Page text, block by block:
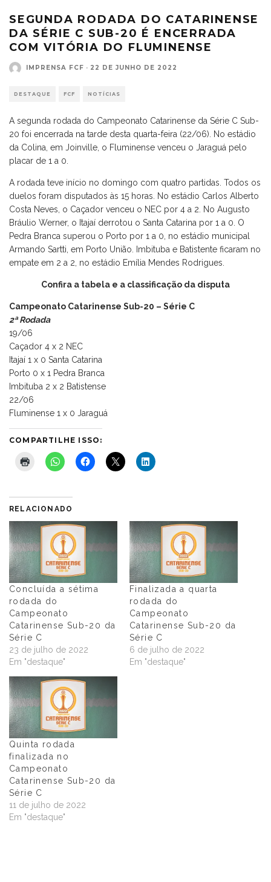
SEGUNDA RODADA DO CATARINENSE
DA SÉRIE C SUB-20 É ENCERRADA
COM VITÓRIA DO FLUMINENSE
IMPRENSA FCF · 22 DE JUNHO DE 2022
DESTAQUE FCF NOTÍCIAS
A segunda rodada do Campeonato Catarinense da Série C Sub-
20 foi encerrada na tarde desta quarta-feira (22/06). No estádio
da Colina, em Joinville, o Fluminense venceu o Jaraguá pelo
placar de 1 a 0.
A rodada teve início no domingo com quatro partidas. Todos os
duelos foram disputados às 15 horas. No estádio Carlos Alberto
Costa Neves, o Caçador venceu o NEC por 4 a 2. No Augusto
Bráulio Werner, o Itajaí derrotou o Santa Catarina por 1 a 0. O
Pedra Branca superou o Porto por 1 a 0, no estádio municipal
Armando Sartti, em Porto União. Imbituba e Batistente ficaram no
empate em 2 a 2, no estádio Emília Mendes Rodrigues.
Confira a tabela e a classificação da disputa
Campeonato Catarinense Sub-20 – Série C
2ª Rodada
19/06
Caçador 4 x 2 NEC
Itajaí 1 x 0 Santa Catarina
Porto 0 x 1 Pedra Branca
Imbituba 2 x 2 Batistense
22/06
Fluminense 1 x 0 Jaraguá
COMPARTILHE ISSO:
RELACIONADO
Concluída a sétima
rodada do
Campeonato
Catarinense Sub-20 da
Série C
23 de julho de 2022
Em "destaque"
Finalizada a quarta
rodada do
Campeonato
Catarinense Sub-20 da
Série C
6 de julho de 2022
Em "destaque"
Quinta rodada
finalizada no
Campeonato
Catarinense Sub-20 da
Série C
11 de julho de 2022
Em "destaque"